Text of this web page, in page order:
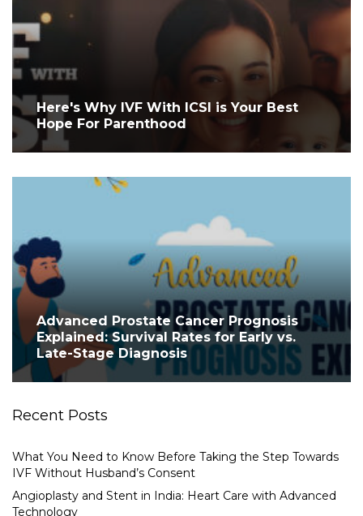
Here's Why IVF With ICSI is Your Best
Hope For Parenthood
Advanced Prostate Cancer Prognosis
Explained: Survival Rates for Early vs.
Late-Stage Diagnosis
Recent Posts
What You Need to Know Before Taking the Step Towards
IVF Without Husband’s Consent
Angioplasty and Stent in India: Heart Care with Advanced
Technology